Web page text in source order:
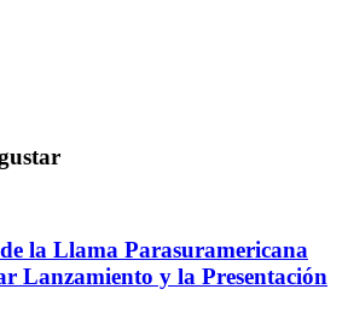
la Llama Parasuramericana
Lanzamiento y la Presentación